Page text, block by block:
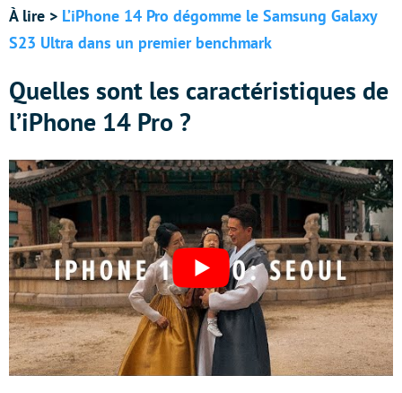
À lire > L’iPhone 14 Pro dégomme le Samsung Galaxy
S23 Ultra dans un premier benchmark
Quelles sont les caractéristiques de
l’iPhone 14 Pro ?